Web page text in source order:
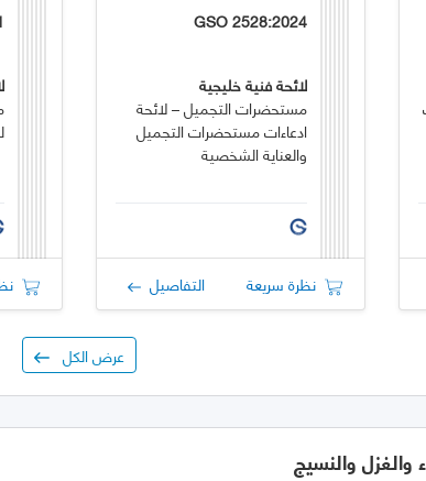
GSO 2528:2024
لائحة فنية خليجية
مستحضرات التجميل – لائحة
ادعاءات مستحضرات التجميل
والعناية الشخصية
نظرة سريعة التفاصيل
عرض الكل
والنسيج